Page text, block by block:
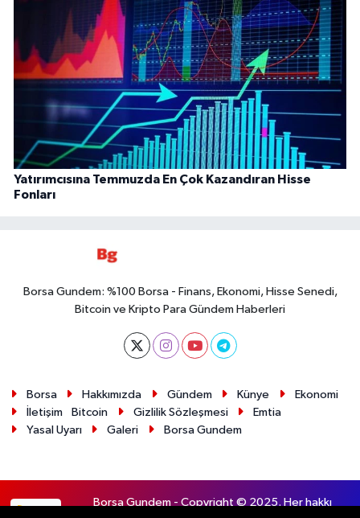
Yatırımcısına Temmuzda En Çok Kazandıran Hisse
Fonları
Borsa Gundem: %100 Borsa - Finans, Ekonomi, Hisse Senedi,
Bitcoin ve Kripto Para Gündem Haberleri
Borsa Hakkımızda Gündem Künye
Ekonomi
İletişim
Bitcoin Gizlilik Sözleşmesi
Emtia
Yasal Uyarı
Galeri Borsa Gundem
Borsa Gundem - Copyright © 2025. Her hakkı